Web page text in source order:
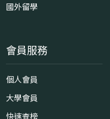
國外留學
會員服務
個人會員
大學會員
快速查榜